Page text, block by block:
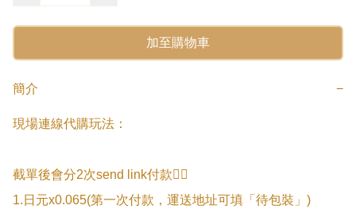
加至購物車
簡介 −
現場連線代購玩法：
截單後會分2次send link付款👇🏻
1.日元x0.065(第一次付款，運送地址可填「待包裝」)